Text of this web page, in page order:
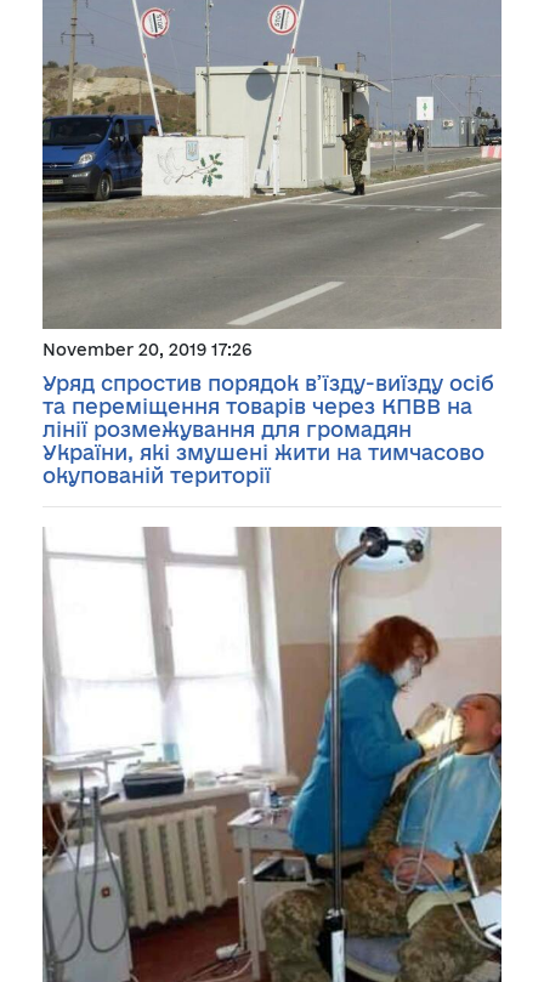
November 20, 2019 17:26
Уряд спростив порядок в’їзду-виїзду осіб
та переміщення товарів через КПВВ на
лінії розмежування для громадян
України, які змушені жити на тимчасово
окупованій території